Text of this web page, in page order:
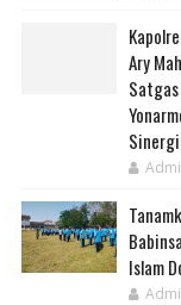
Ary
Islam